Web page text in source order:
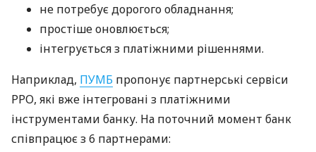
не потребує дорогого обладнання;
простіше оновлюється;
інтегрується з платіжними рішеннями.
Наприклад, ПУМБ пропонує партнерські сервіси
РРО, які вже інтегровані з платіжними
інструментами банку. На поточний момент банк
співпрацює з 6 партнерами: